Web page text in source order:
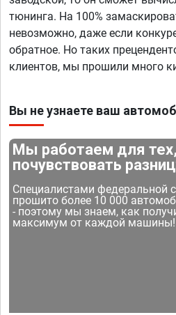
тюнинга. На 100%
невозможно, даже если
обратное. Но таких
клиентов, мы прошили много
Вы не узнаете ваш
Мы работаем для
почувствовать
Специалистами федеральной
прошито более 10 000
- поэтому мы знаем, как
максимум от каждой машины!